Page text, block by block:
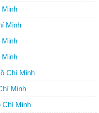
Minh
Minh
Minh
Minh
Chí Minh
Minh
Chí Minh